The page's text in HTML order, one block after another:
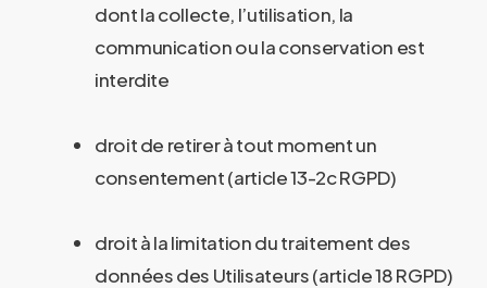
dont la collecte, l’utilisation, la
communication ou la conservation est
interdite
droit de retirer à tout moment un
consentement (article 13-2c RGPD)
droit à la limitation du traitement des
données des Utilisateurs (article 18 RGPD)